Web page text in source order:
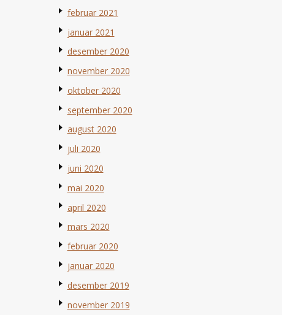
februar 2021
januar 2021
desember 2020
november 2020
oktober 2020
september 2020
august 2020
juli 2020
juni 2020
mai 2020
april 2020
mars 2020
februar 2020
januar 2020
desember 2019
november 2019